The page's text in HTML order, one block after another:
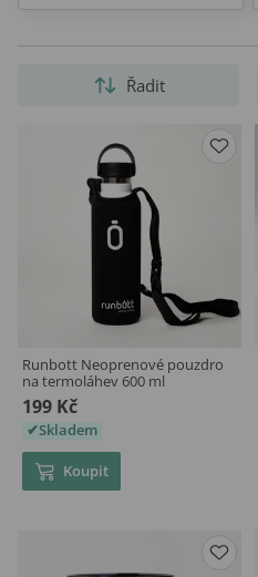
Řadit
Runbott Neoprenové pouzdro
na termoláhev 600 ml
199 Kč
Skladem
Koupit